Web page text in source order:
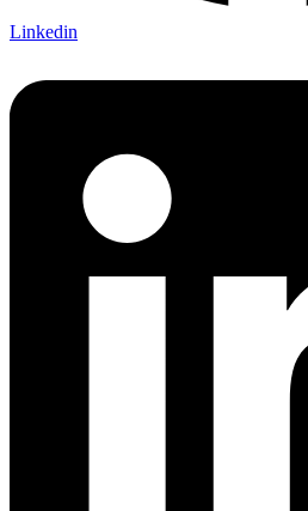
Linkedin